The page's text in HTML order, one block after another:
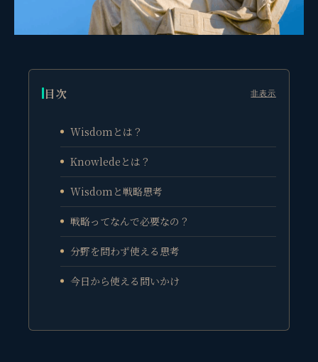
目次 非表示
Wisdomとは？
Knowledeとは？
Wisdomと戦略思考
戦略ってなんで必要なの？
分野を問わず使える思考
今日から使える問いかけ